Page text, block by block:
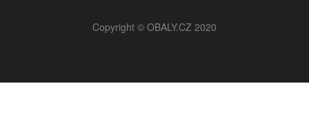
Copyright © OBALY.CZ 2020